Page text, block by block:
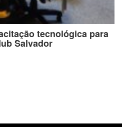
tecnológica para
Salvador